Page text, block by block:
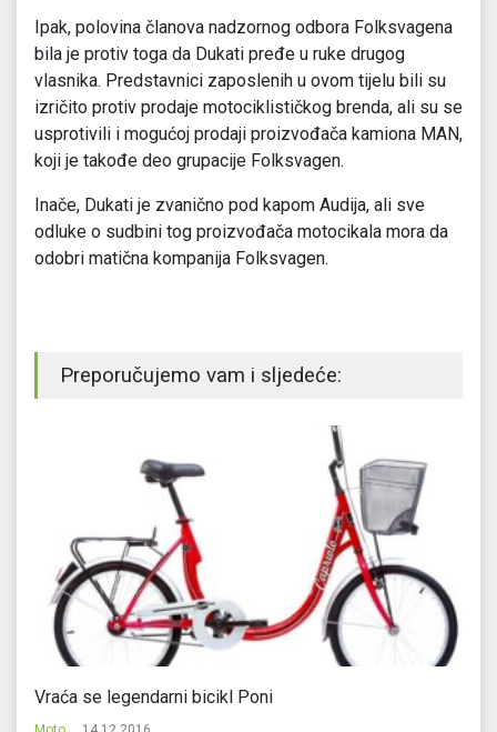
Ipak, polovina članova nadzornog odbora Folksvagena
bila je protiv toga da Dukati pređe u ruke drugog
vlasnika. Predstavnici zaposlenih u ovom tijelu bili su
izričito protiv prodaje motociklističkog brenda, ali su se
usprotivili i mogućoj prodaji proizvođača kamiona MAN,
koji je takođe deo grupacije Folksvagen.
Inače, Dukati je zvanično pod kapom Audija, ali sve
odluke o sudbini tog proizvođača motocikala mora da
odobri matična kompanija Folksvagen.
Preporučujemo vam i sljedeće:
Vraća se legendarni bicikl Poni